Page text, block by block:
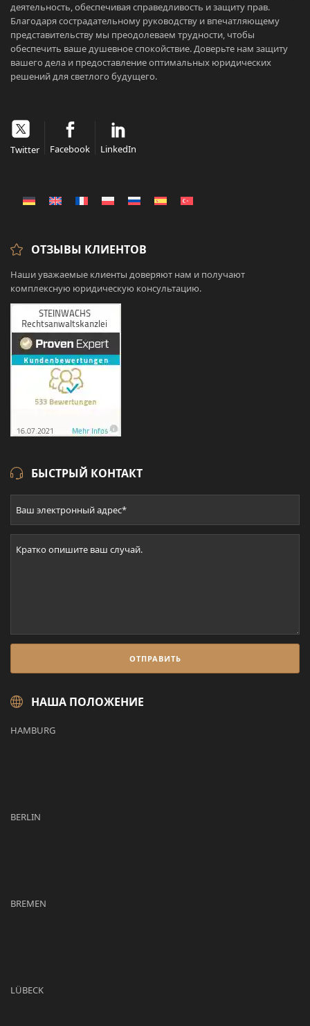
деятельность, обеспечивая справедливость и защиту прав.
Благодаря сострадательному руководству и впечатляющему
представительству мы преодолеваем трудности, чтобы
обеспечить ваше душевное спокойствие. Доверьте нам защиту
вашего дела и предоставление оптимальных юридических
решений для светлого будущего.
Twitter Facebook LinkedIn
ОТЗЫВЫ КЛИЕНТОВ
Наши уважаемые клиенты доверяют нам и получают
комплексную юридическую консультацию.
БЫСТРЫЙ КОНТАКТ
НАША ПОЛОЖЕНИЕ
HAMBURG
BERLIN
BREMEN
LÜBECK